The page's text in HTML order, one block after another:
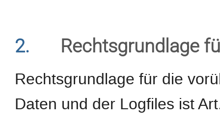
2. Rechtsgrundlage
Rechtsgrundlage für die
Daten und der Logfiles ist